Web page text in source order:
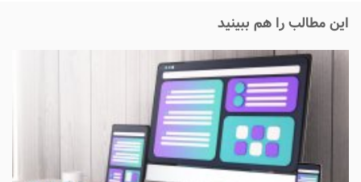
این مطالب را هم ببینید